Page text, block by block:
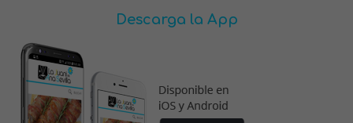
Descarga la App